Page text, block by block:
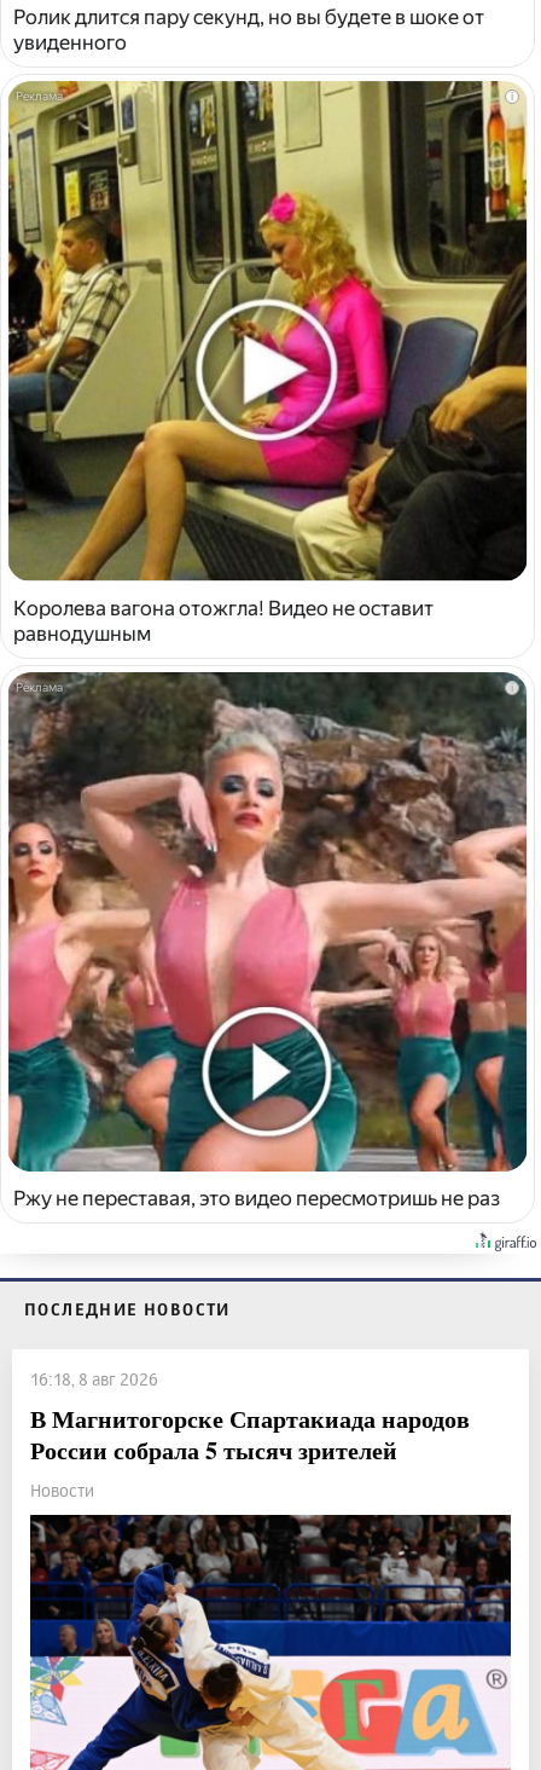
Ролик длится пару секунд, но вы будете в шоке от
увиденного
i
Королева вагона отожгла! Видео не оставит
равнодушным
i
Ржу не переставая, это видео пересмотришь не раз
ПОСЛЕДНИЕ НОВОСТИ
16:18, 8 авг 2026
В Магнитогорске Спартакиада народов
России собрала 5 тысяч зрителей
Новости